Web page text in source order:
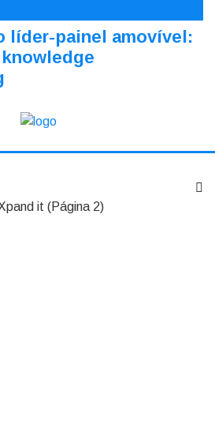
líder-painel amovível:
it (Página 2)